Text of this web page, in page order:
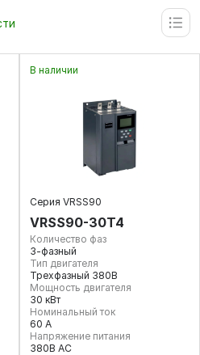
В наличии
Серия VRSS90
VRSS90-30T4
Количество фаз
3-фазный
Тип двигателя
Трехфазный 380В
Мощность двигателя
30 кВт
Номинальный ток
60 А
Напряжение питания
380В AC